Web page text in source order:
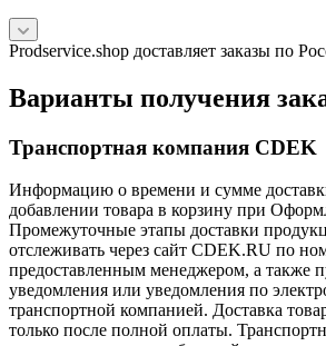
Prodservice.shop доставляет заказы по
Варианты получения
Транспортная компания CDEK
Информацию о времени и сумме
добавлении товара в корзину при
Промежуточные этапы доставки
отслеживать через сайт CDEK.RU по
предоставленным менеджером, а также
уведомления или уведомления по
транспортной компанией. Доставка
только после полной оплаты.